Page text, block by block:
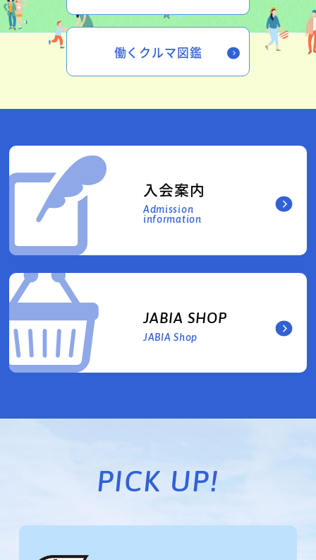
働くクルマ図鑑
入会案内
Admission
information
JABIA SHOP
JABIA Shop
PICK UP!